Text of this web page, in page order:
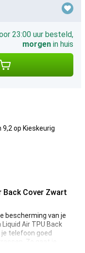
23:00 uur besteld,
morgen in huis
op Kieskeurig
Back Cover Zwart
bescherming van je
Air TPU Back
je telefoon goed
Zo gaat je